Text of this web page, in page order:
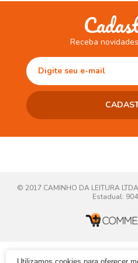
Receba
© 2017 CAMINHO DA LEITURA
Estadual: